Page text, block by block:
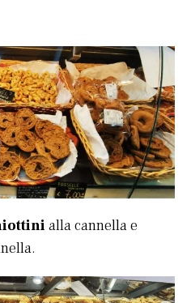
alla cannella e